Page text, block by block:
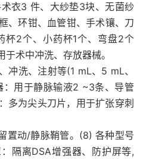
衣3 件、大纱垫3块、无菌纱
、环钳、血管钳、手术镶、刀
杯2个、小药杯1个、弯盘2个
术中冲洗、存放器械。
冲洗、注射等(1 mL、5 mL、
用于静脉输液2 ~3条、导管
多为尖头刀片，用于扩张穿刺
置动/静脉鞘管。(8) 各种型号
隔离DSA增强器、防护屏等,